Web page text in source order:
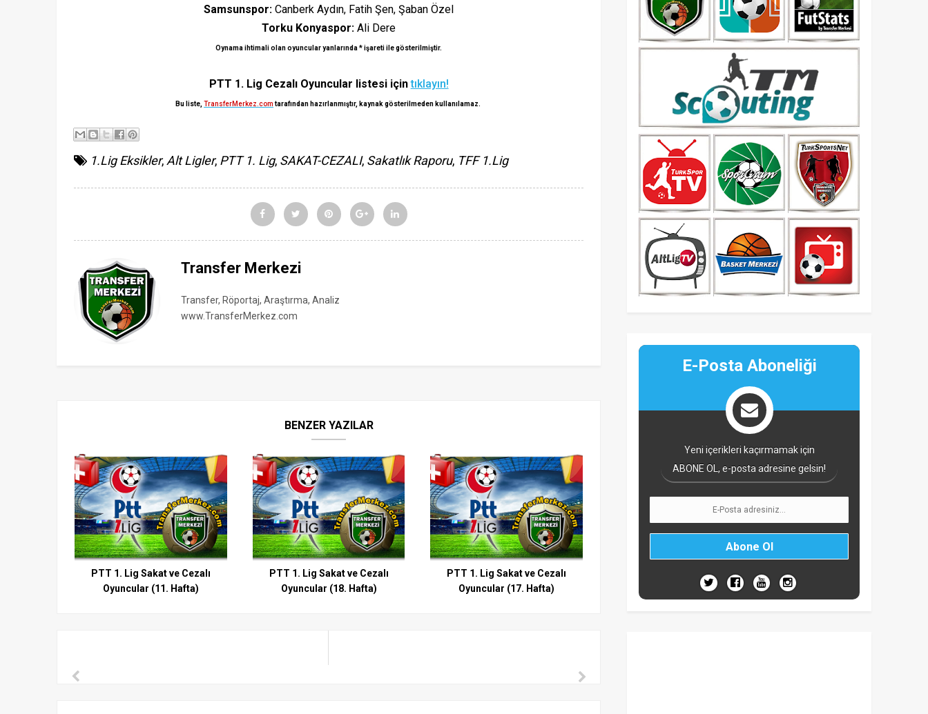
Samsunspor: Canberk Aydın, Fatih Şen, Şaban Özel
Torku Konyaspor: Ali Dere
Oynama ihtimali olan oyuncular yanlarında * işareti ile gösterilmiştir.
PTT 1. Lig Cezalı Oyuncular listesi içintıklayın!
Bu liste,TransferMerkez.com tarafından hazırlanmıştır, kaynak gösterilmeden kullanılamaz.
1.Lig Eksikler, Alt Ligler, PTT 1. Lig, SAKAT-CEZALI, Sakatlık Raporu, TFF 1.Lig
Transfer Merkezi
Transfer, Röportaj, Araştırma, Analiz
www.TransferMerkez.com
BENZER YAZILAR
PTT 1. Lig Sakat ve Cezalı
Oyuncular (11. Hafta)
PTT 1. Lig Sakat ve Cezalı
Oyuncular (18. Hafta)
PTT 1. Lig Sakat ve Cezalı
Oyuncular (17. Hafta)
E-Posta Aboneliği
Yeni içerikleri kaçırmamak için
ABONE OL, e-posta adresine gelsin!